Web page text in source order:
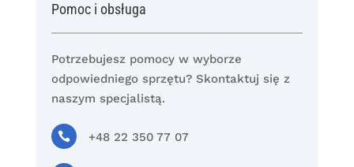
Pomoc i obsługa
Potrzebujesz pomocy w wyborze
odpowiedniego sprzętu? Skontaktuj się z
naszym specjalistą.
 +48 22 350 77 07